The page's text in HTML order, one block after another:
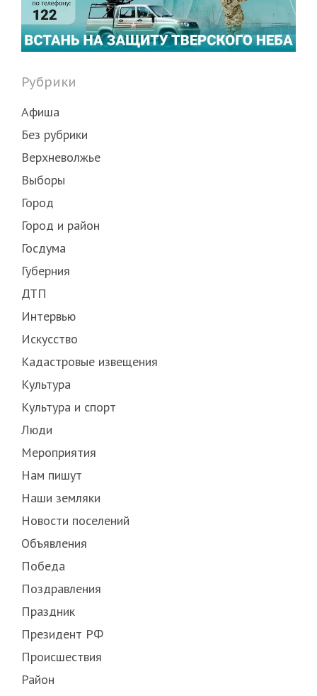
Рубрики
Афиша
Без рубрики
Верхневолжье
Выборы
Город
Город и район
Госдума
Губерния
ДТП
Интервью
Искусство
Кадастровые извещения
Культура
Культура и спорт
Люди
Мероприятия
Нам пишут
Наши земляки
Новости поселений
Объявления
Победа
Поздравления
Праздник
Президент РФ
Происшествия
Район